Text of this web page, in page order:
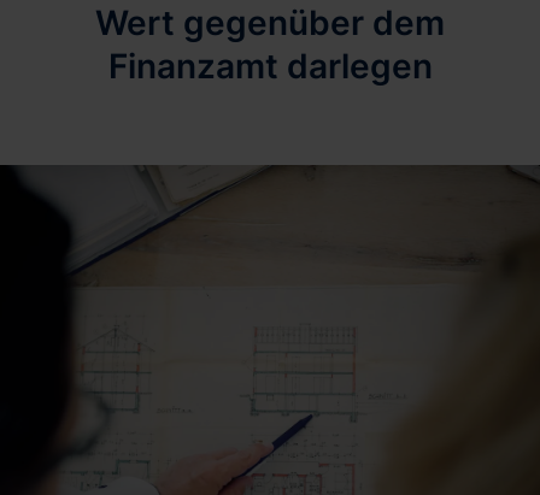
Wert gegenüber dem
Finanzamt darlegen